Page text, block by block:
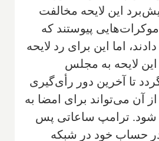
این لایحه مخالفت
پیوستند که
اما این برای رد لایحه
این لایحه به مجلس
تا آخرین دور رأی‌گیری
آن می‌تواند برای امضا به
شود. ترامپ ساعاتی پس
در حساب خود در شبکه